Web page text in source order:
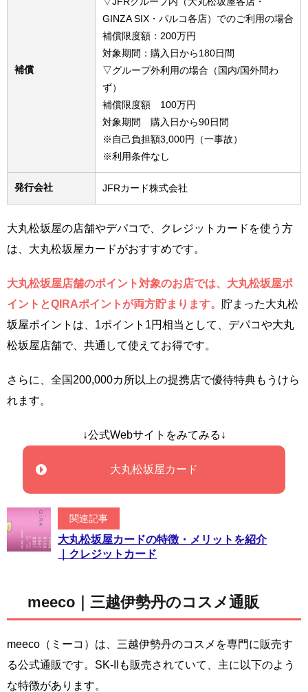
補償
GINZA SIX・パルコ各店）でのご利用の場合
補償限度額：200万円
対象期間：購入日から180日間
▽グループ外利用の場合（国内/国外問わ
ず）
補償限度額 100万円
対象期間 購入日から90日間
※自己負担額3,000円（一事故）
※利用条件なし
発行会社 JFRカード株式会社
大丸松坂屋の店舗やデパコで、クレジットカードを使う方
は、大丸松坂屋カードがおすすめです。
大丸松坂屋店舗のポイント対象のお店では、大丸松坂屋ポ
イントとQIRAポイントが両方貯まります。 貯まった大丸松
坂屋ポイントは、1ポイント1円相当として、デパコや大丸
松坂屋店舗で、共通して使えてお得です。
さらに、全国200,000カ所以上の提携店で優待特典もうけら
れます。
↓公式Webサイトをみてみる↓
大丸松坂屋カード
関連記事
大丸松坂屋カードの特徴・メリットを紹介
｜クレジットカード
meeco｜三越伊勢丹のコスメ通販
meeco（ミーコ）は、三越伊勢丹のコスメを専門に販売す
る公式通販です。SK-IIも販売されていて、主に以下のよう
な特徴があります。